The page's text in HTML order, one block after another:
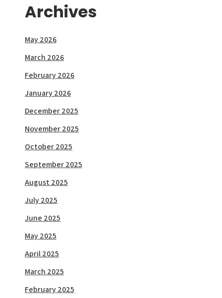
Archives
May 2026
March 2026
February 2026
January 2026
December 2025
November 2025
October 2025
September 2025
August 2025
July 2025
June 2025
May 2025
April 2025
March 2025
February 2025